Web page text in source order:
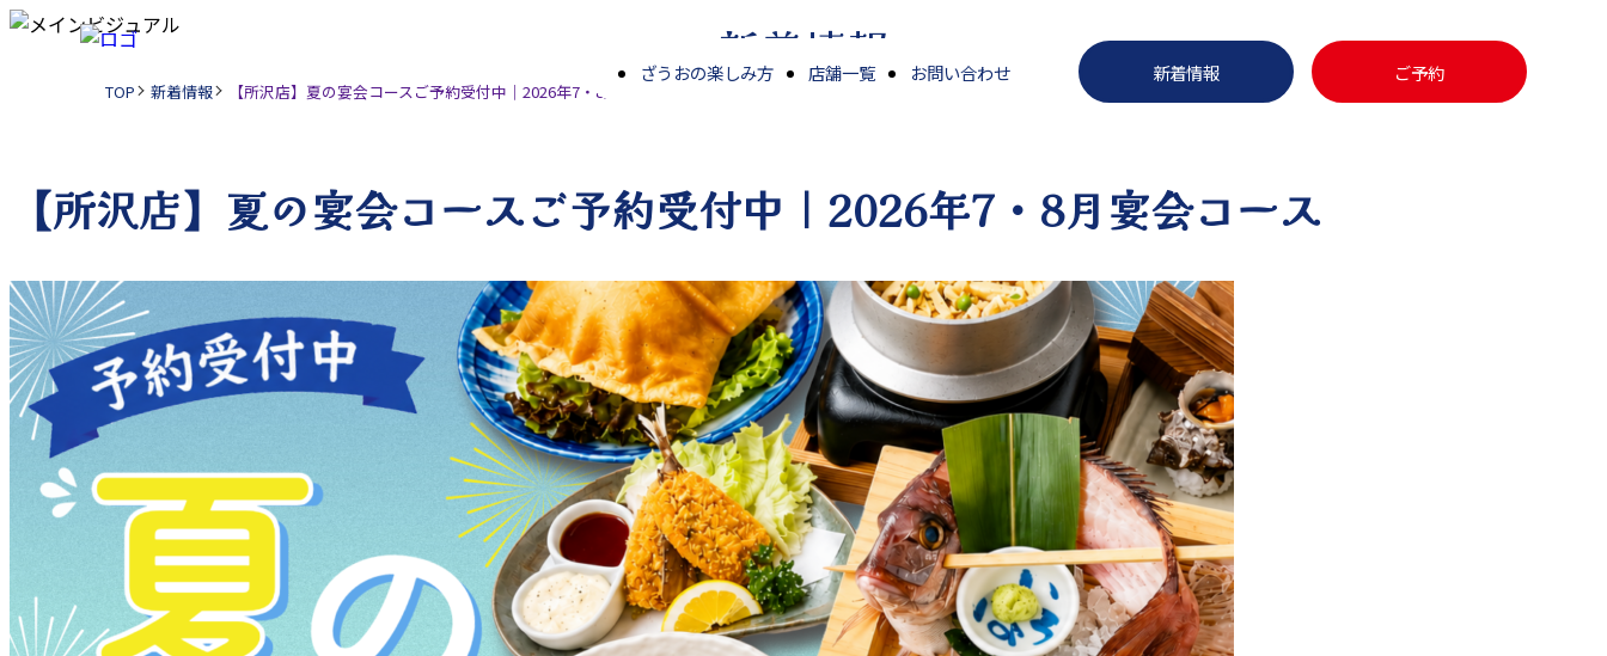
ざうおの楽しみ方 店舗一覧 お問い合わせ 新着情報 ご予約
新着情報
位
置
TOP 新着情報 【所沢店】夏の宴会コースご予約受付中｜2026年7・8月宴会コース
【所沢店】夏の宴会コースご予約受付中｜2026年7・8月宴会コース